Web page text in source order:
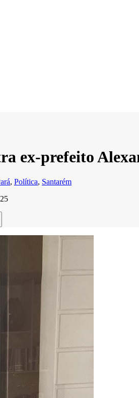
ex-prefeito
, Política, Santarém